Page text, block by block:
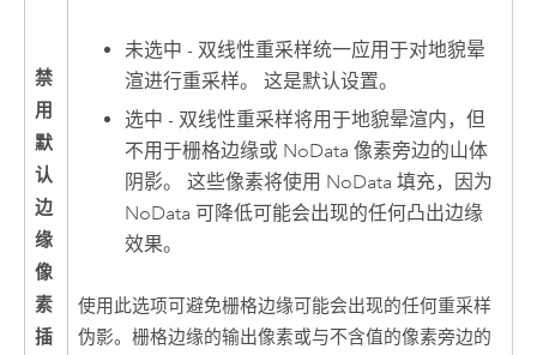
禁
用
默
认
边
缘
像
素
插
未选中 - 双线性重采样统一应用于对地貌晕
渲进行重采样。 这是默认设置。
选中 - 双线性重采样将用于地貌晕渲内，但
不用于栅格边缘或 NoData 像素旁边的山体
阴影。 这些像素将使用 NoData 填充，因为
NoData 可降低可能会出现的任何凸出边缘
效果。
使用此选项可避免栅格边缘可能会出现的任何重采样
伪影。栅格边缘的输出像素或与不含值的像素旁边的